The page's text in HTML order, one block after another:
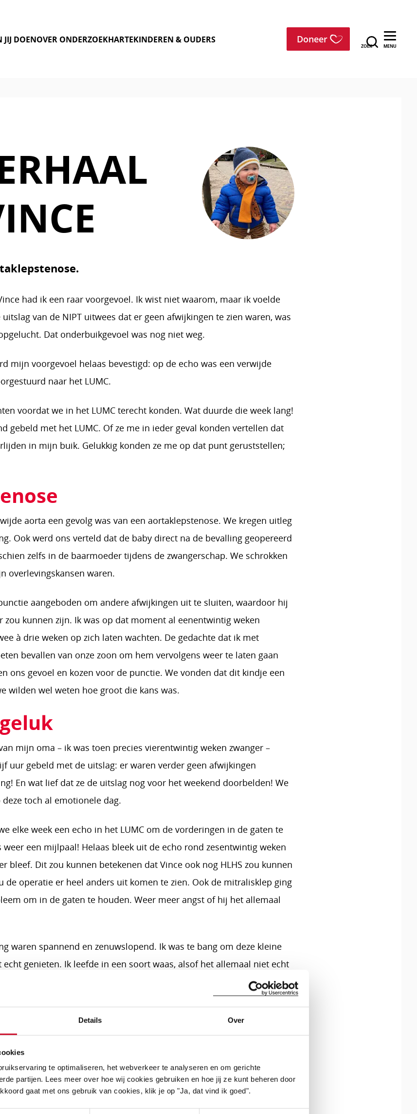
Details Over
te optimaliseren, het webverkeer te analyseren en om gerichte
partijen. Lees meer over hoe wij cookies gebruiken en hoe jij ze kunt beheren door
gaat met ons gebruik van cookies, klik je op "Ja, dat vind ik goed".
JIJ DOENOVER ONDERZOEKHARTEKINDEREN & OUDERS Doneer
ZOEK
menu
had ik een raar voorgevoel. Ik wist niet waarom, maar ik voelde
van de NIPT uitwees dat er geen afwijkingen te zien waren, was
Dat onderbuikgevoel was nog niet weg.
mijn voorgevoel helaas bevestigd: op de echo was een verwijde
naar het LUMC.
voordat we in het LUMC terecht konden. Wat duurde die week lang!
gebeld met het LUMC. Of ze me in ieder geval konden vertellen dat
in mijn buik. Gelukkig konden ze me op dat punt geruststellen;
aorta een gevolg was van een aortaklepstenose. We kregen uitleg
Ook werd ons verteld dat de baby direct na de bevalling geopereerd
zelfs in de baarmoeder tijdens de zwangerschap. We schrokken
overlevingskansen waren.
aangeboden om andere afwijkingen uit te sluiten, waardoor hij
zou kunnen zijn. Ik was op dat moment al eenentwintig weken
à drie weken op zich laten wachten. De gedachte dat ik met
bevallen van onze zoon om hem vervolgens weer te laten gaan
ons gevoel en kozen voor de punctie. We vonden dat dit kindje een
wilden wel weten hoe groot die kans was.
mijn oma – ik was toen precies vierentwintig weken zwanger –
uur gebeld met de uitslag: er waren verder geen afwijkingen
En wat lief dat ze de uitslag nog voor het weekend doorbelden! We
toch al emotionele dag.
elke week een echo in het LUMC om de vorderingen in de gaten te
weer een mijlpaal! Helaas bleek uit de echo rond zesentwintig weken
bleef. Dit zou kunnen betekenen dat Vince ook nog HLHS zou kunnen
de operatie er heel anders uit komen te zien. Ook de mitralisklep ging
om in de gaten te houden. Weer meer angst of hij het allemaal
waren spannend en zenuwslopend. Ik was te bang om deze kleine
genieten. Ik leefde in een soort waas, alsof het allemaal niet echt
jij kan dit, jij bent zo sterk, dit moet goed komen, hou vol, nog heel
mezelf. Ik moest sterk blijven, ook voor onze andere twee jongens.
bleef hetzelfde; er was geen verdere achteruitgang te zien. Vince